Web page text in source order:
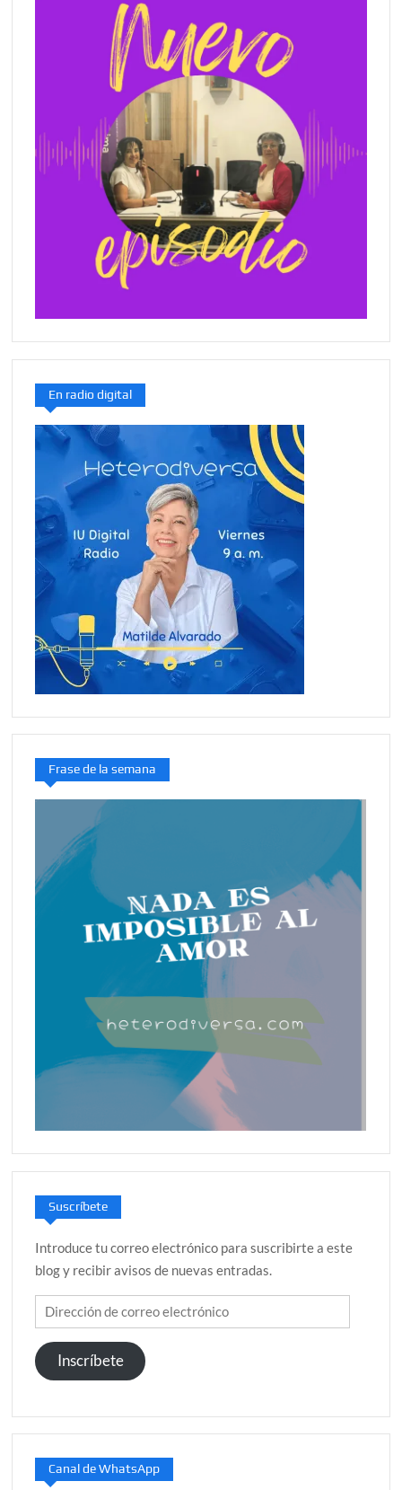
En radio digital
Frase de la semana
Suscríbete
Introduce tu correo electrónico para suscribirte a este
blog y recibir avisos de nuevas entradas.
Dirección
de
correo
electrónico
Inscríbete
Canal de WhatsApp